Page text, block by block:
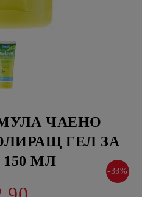
ЧАЕНО
ГЕЛ ЗА
МЛ
-33%